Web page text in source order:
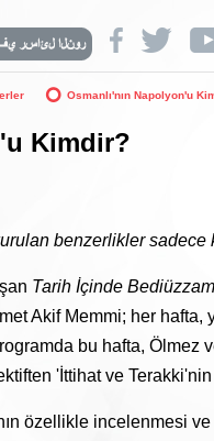
Osmanlı'nın Napolyon'u
Kimdir?
benzerlikler sadece
Tarih İçinde
Akif Memmi; her hafta,
bu hafta, Ölmez
'İttihat ve
özellikle incelenmesi